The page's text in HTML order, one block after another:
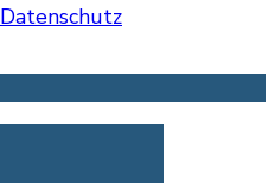
Datenschutz